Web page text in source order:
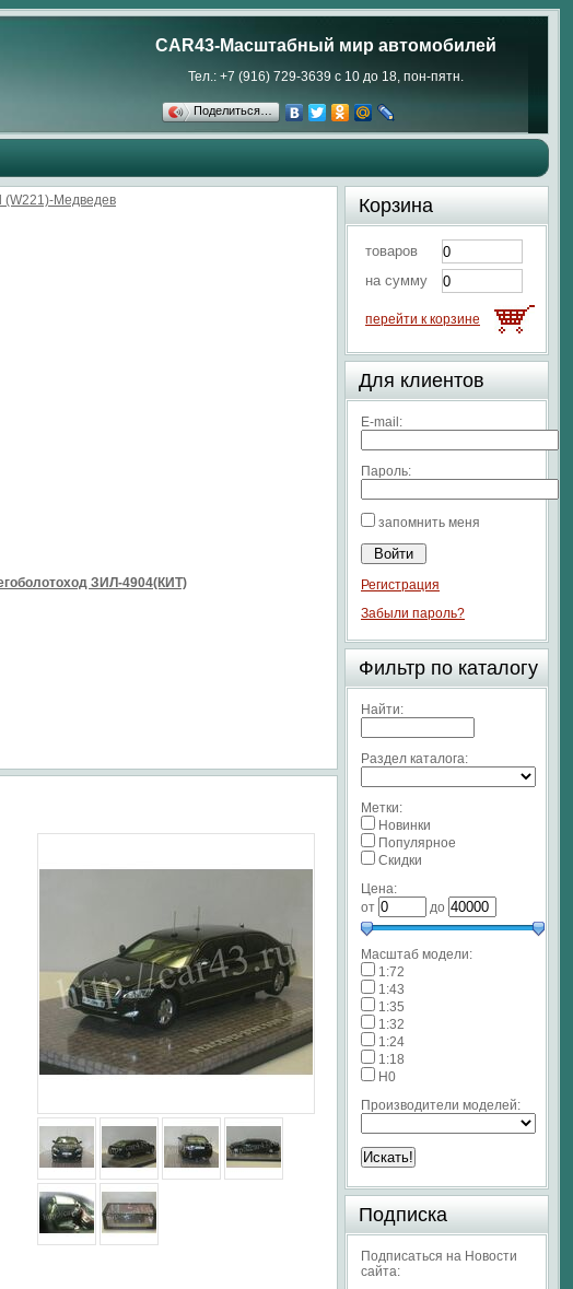
CAR43-Масштабный мир автомобилей
Тел.: +7 (916) 729-3639 с 10 до 18, пон-пятн.
Поделиться…
(W221)-Медведев
ЗИЛ-4904(КИТ)
Корзина
товаров
на сумму
перейти к корзине
Для клиентов
E-mail:
Пароль:
запомнить меня
Регистрация
Забыли пароль?
Фильтр по каталогу
Найти:
Раздел каталога:
Метки:
Новинки
Популярное
Скидки
Цена:
от
до
Масштаб модели:
1:72
1:43
1:35
1:32
1:24
1:18
H0
Производители моделей:
Подписка
Подписаться на Новости
сайта: